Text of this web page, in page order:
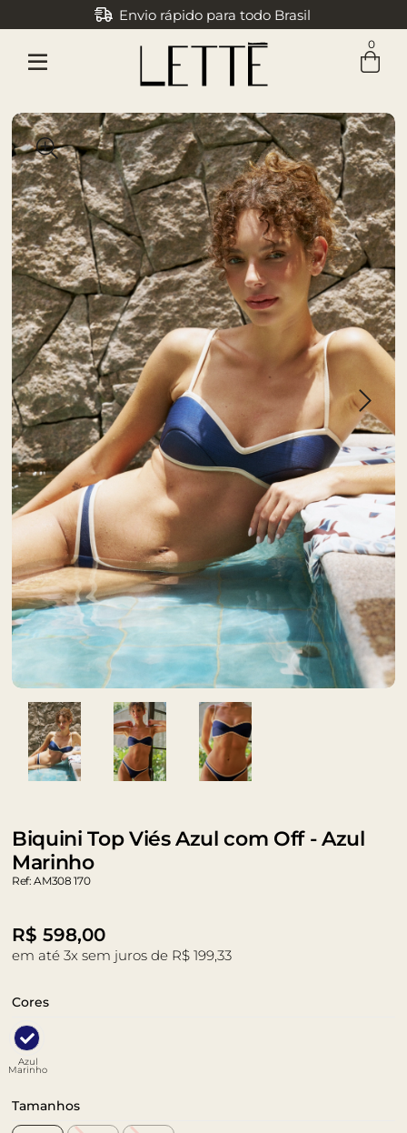
Envio rápido para todo Brasil
0
Biquini Top Viés Azul com Off - Azul
Marinho
Ref: AM308 170
R$ 598,00
em até 3x sem juros de R$ 199,33
Cores
Azul
Marinho
Tamanhos